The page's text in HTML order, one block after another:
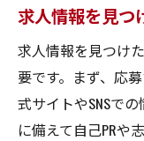
求人情報を見つ
求人情報を見つけ
要です。まず、応
式サイトやSNSで
に備えて自己PRや